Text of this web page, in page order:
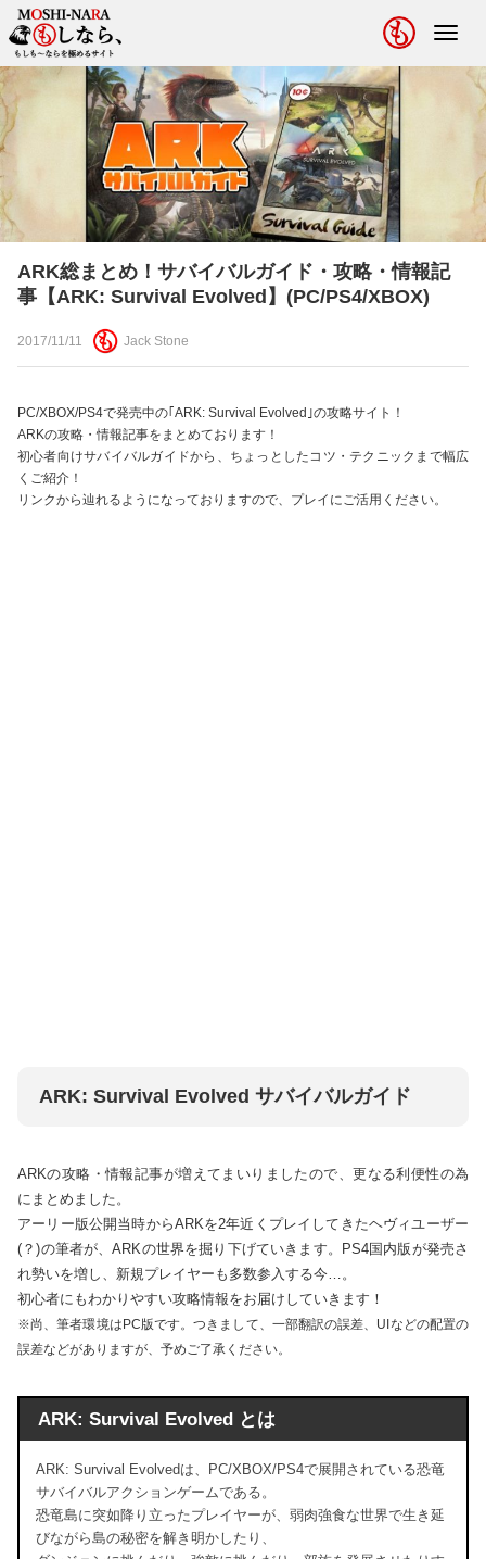
ARK総まとめ！サバイバルガイド・攻略・情報記
事【ARK: Survival Evolved】(PC/PS4/XBOX)
2017/11/11 Jack Stone
PC/XBOX/PS4で発売中の｢ARK: Survival Evolved｣の攻略サイト！
ARKの攻略・情報記事をまとめております！
初心者向けサバイバルガイドから、ちょっとしたコツ・テクニックまで幅広
くご紹介！
リンクから辿れるようになっておりますので、プレイにご活用ください。
ARK: Survival Evolved サバイバルガイド
ARKの攻略・情報記事が増えてまいりましたので、更なる利便性の為
にまとめました。
アーリー版公開当時からARKを2年近くプレイしてきたヘヴィユーザー
(？)の筆者が、ARKの世界を掘り下げていきます。PS4国内版が発売さ
れ勢いを増し、新規プレイヤーも多数参入する今…。
初心者にもわかりやすい攻略情報をお届けしていきます！
※尚、筆者環境はPC版です。つきまして、一部翻訳の誤差、UIなどの配置の
誤差などがありますが、予めご了承ください。
ARK: Survival Evolved とは
ARK: Survival Evolvedは、PC/XBOX/PS4で展開されている恐竜
サバイバルアクションゲームである。
恐竜島に突如降り立ったプレイヤーが、弱肉強食な世界で生き延
びながら島の秘密を解き明かしたり、